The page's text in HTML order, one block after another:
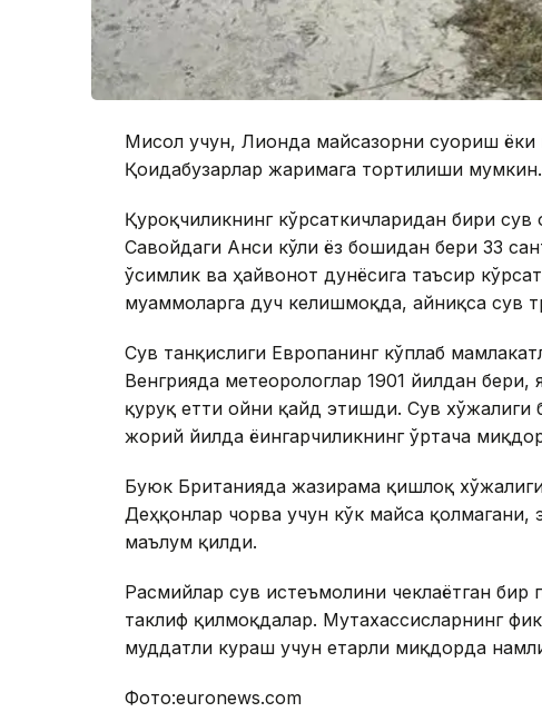
Мисол учун, Лионда майсазорни суғориш
Қоидабузарлар жаримага тортилиши мумкин.
Қурғоқчиликнинг кўрсаткичларидан бири
Савойдаги Анси кўли ёз бошидан бери 33
ўсимлик ва ҳайвонот дунёсига таъсир
муаммоларга дуч келишмоқда, айниқса сув
Сув танқислиги Европанинг кўплаб
Венгрияда метеорологлар 1901 йилдан
қуруқ етти ойни қайд этишди. Сув
жорий йилда ёғингарчиликнинг ўртача
Буюк Британияда жазирама қишлоқ
Деҳқонлар чорва учун кўк майса қолмагани,
маълум қилди.
Расмийлар сув истеъмолини чеклаётган
таклиф қилмоқдалар. Мутахассисларнинг
муддатли кураш учун етарли миқдорда
Фото:euronews.com